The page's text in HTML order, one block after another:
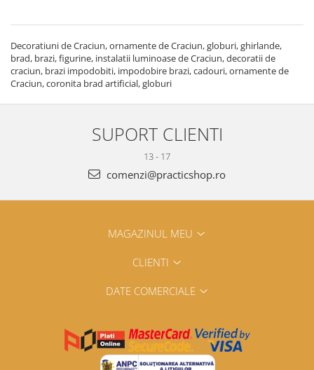
Decoratiuni de Craciun, ornamente de Craciun, globuri, ghirlande,
brad, brazi, figurine, instalatii luminoase de Craciun, decoratii de
craciun, brazi impodobiti, impodobire brazi, cadouri, ornamente de
Craciun, coronita brad artificial, globuri
SUPORT CLIENTI
13 - 17
comenzi@practicshop.ro
MAGAZINUL MEU
CLIENTI
DATE COMERCIALE